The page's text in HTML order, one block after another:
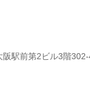
駅前第2ビル3階302-